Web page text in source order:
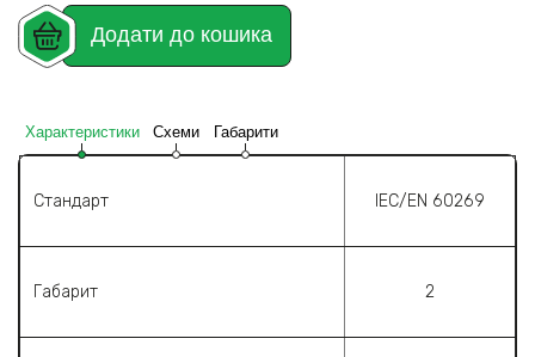
Додати до кошика
Характеристики Схеми Габарити
Стандарт IEC/EN 60269
Габарит 2